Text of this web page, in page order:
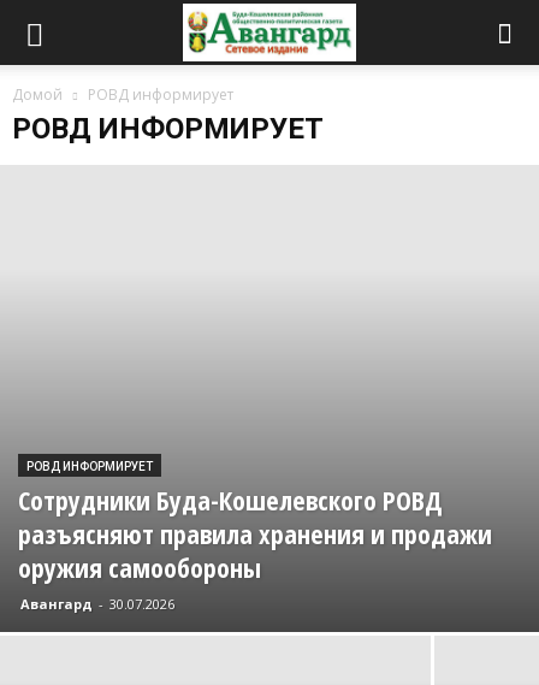
Домой РОВД информирует
РОВД ИНФОРМИРУЕТ
РОВД ИНФОРМИРУЕТ
Сотрудники Буда-Кошелевского РОВД
разъясняют правила хранения и продажи
оружия самообороны
Авангард - 30.07.2026